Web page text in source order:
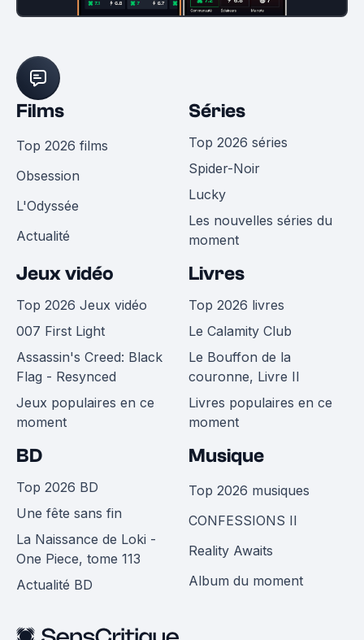
Films
Top 2026 films
Obsession
L'Odyssée
Actualité
Séries
Top 2026 séries
Spider-Noir
Lucky
Les nouvelles séries du
moment
Jeux vidéo
Top 2026 Jeux vidéo
007 First Light
Assassin's Creed: Black
Flag - Resynced
Jeux populaires en ce
moment
Livres
Top 2026 livres
Le Calamity Club
Le Bouffon de la
couronne, Livre II
Livres populaires en ce
moment
BD
Top 2026 BD
Une fête sans fin
La Naissance de Loki -
One Piece, tome 113
Actualité BD
Musique
Top 2026 musiques
CONFESSIONS II
Reality Awaits
Album du moment